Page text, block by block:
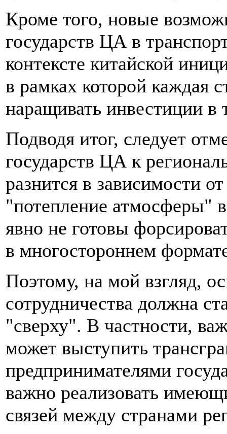
Кроме того, новые
государств ЦА в
контексте китайской
в рамках которой каждая
наращивать инвестиции в
Подводя итог, следует
государств ЦА к
разнится в зависимости
"потепление атмосферы"
явно не готовы
в многостороннем
Поэтому, на мой взгляд,
сотрудничества должна
"сверху". В частности,
может выступить
предпринимателями
важно реализовать
связей между странами